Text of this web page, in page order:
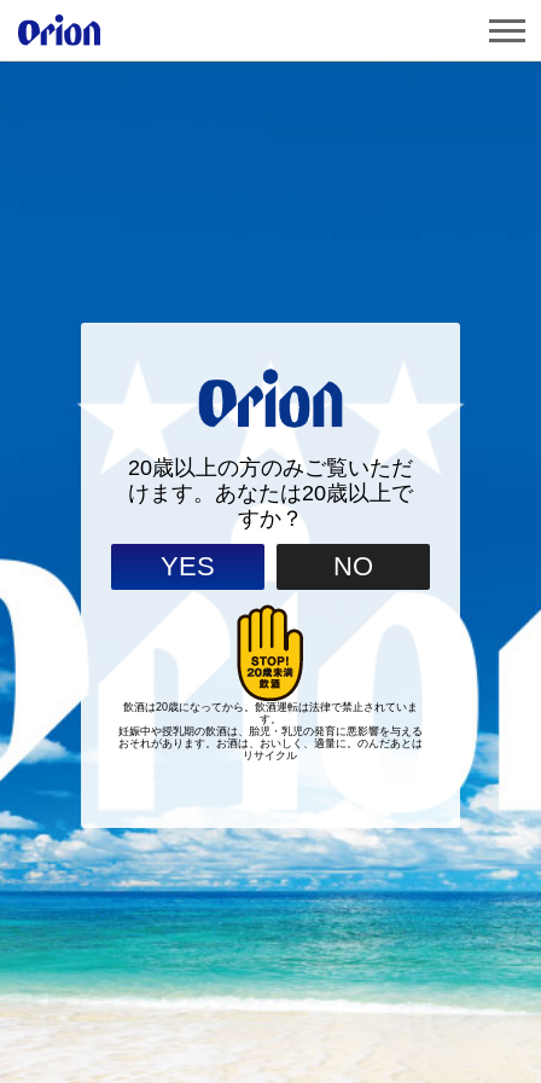
20歳以上の方のみご覧いただ
けます。あなたは20歳以上で
すか？
YES NO
飲酒は20歳になってから。飲酒運転は法律で禁止されていま
す。
妊娠中や授乳期の飲酒は、胎児・乳児の発育に悪影響を与える
おそれがあります。お酒は、おいしく、適量に。のんだあとは
リサイクル